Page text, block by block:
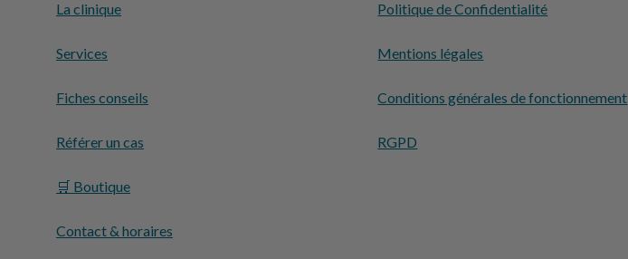
La clinique
Services
Fiches conseils
Référer un cas
🛒 Boutique
Contact & horaires
Politique de Confidentialité
Mentions légales
Conditions générales de fonctionnement
RGPD